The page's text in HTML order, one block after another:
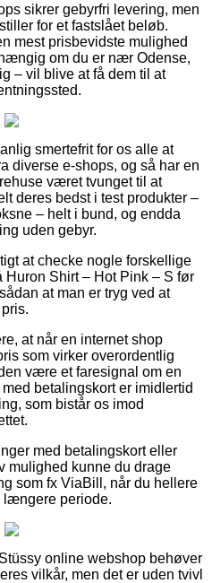
sikrer gebyrfri levering, men
for et fastslået beløb.
mest prisbevidste mulighed
om du er nær Odense,
– vil blive at få dem til at
smertefrit for os alle at
diverse e-shops, og så har en
været tvunget til at
deres bedst i test produkter –
– helt i bund, og endda
uden gebyr.
at checke nogle forskellige
Shirt – Hot Pink – S før
at man er tryg ved at
at når en internet shop
som virker overordentlig
være et faresignal om en
betalingskort er imidlertid
som bistår os imod
med betalingskort eller
mulighed kunne du drage
som fx ViaBill, når du hellere
længere periode.
online webshop behøver
vilkår, men det er uden tvivl